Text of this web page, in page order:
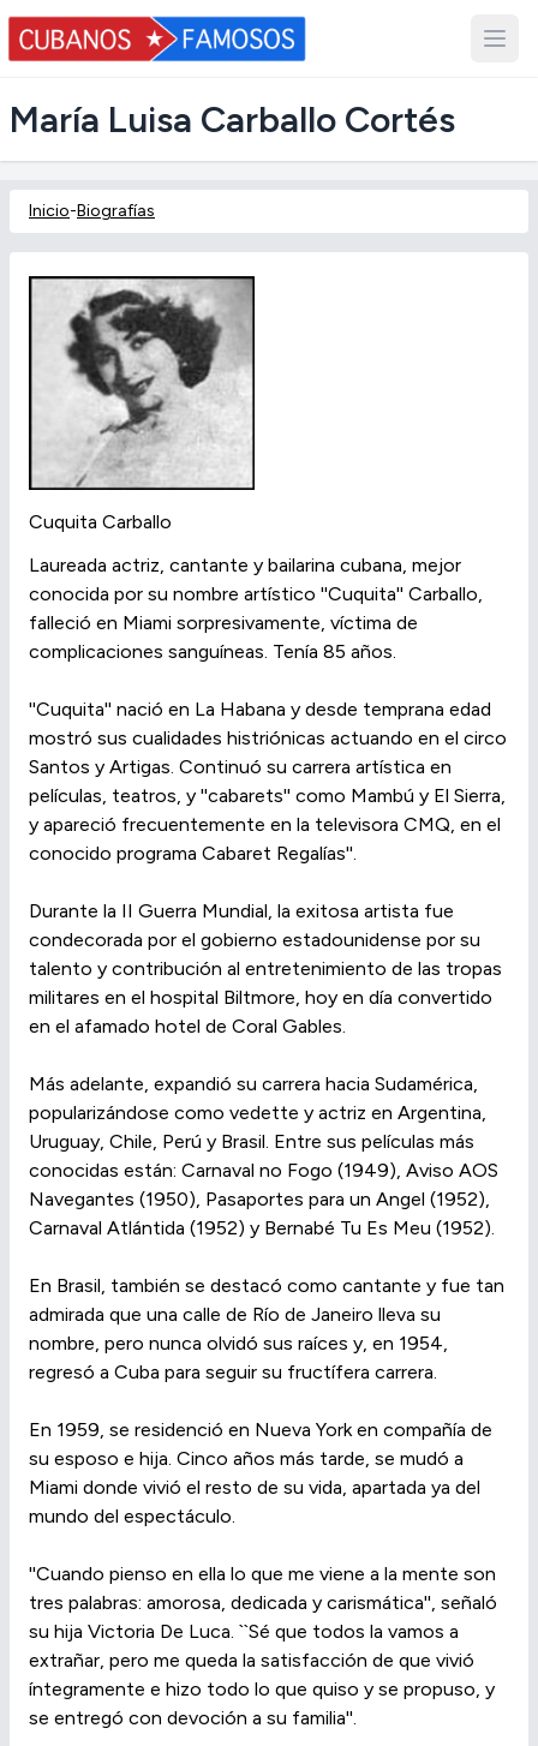
María Luisa Carballo Cortés
Inicio-Biografías
Cuquita Carballo
Laureada actriz, cantante y bailarina cubana, mejor
conocida por su nombre artístico ''Cuquita'' Carballo,
falleció en Miami sorpresivamente, víctima de
complicaciones sanguíneas. Tenía 85 años.
''Cuquita'' nació en La Habana y desde temprana edad
mostró sus cualidades histriónicas actuando en el circo
Santos y Artigas. Continuó su carrera artística en
películas, teatros, y ''cabarets'' como Mambú y El Sierra,
y apareció frecuentemente en la televisora CMQ, en el
conocido programa Cabaret Regalías''.
Durante la II Guerra Mundial, la exitosa artista fue
condecorada por el gobierno estadounidense por su
talento y contribución al entretenimiento de las tropas
militares en el hospital Biltmore, hoy en día convertido
en el afamado hotel de Coral Gables.
Más adelante, expandió su carrera hacia Sudamérica,
popularizándose como vedette y actriz en Argentina,
Uruguay, Chile, Perú y Brasil. Entre sus películas más
conocidas están: Carnaval no Fogo (1949), Aviso AOS
Navegantes (1950), Pasaportes para un Angel (1952),
Carnaval Atlántida (1952) y Bernabé Tu Es Meu (1952).
En Brasil, también se destacó como cantante y fue tan
admirada que una calle de Río de Janeiro lleva su
nombre, pero nunca olvidó sus raíces y, en 1954,
regresó a Cuba para seguir su fructífera carrera.
En 1959, se residenció en Nueva York en compañía de
su esposo e hija. Cinco años más tarde, se mudó a
Miami donde vivió el resto de su vida, apartada ya del
mundo del espectáculo.
''Cuando pienso en ella lo que me viene a la mente son
tres palabras: amorosa, dedicada y carismática'', señaló
su hija Victoria De Luca. ``Sé que todos la vamos a
extrañar, pero me queda la satisfacción de que vivió
íntegramente e hizo todo lo que quiso y se propuso, y
se entregó con devoción a su familia''.